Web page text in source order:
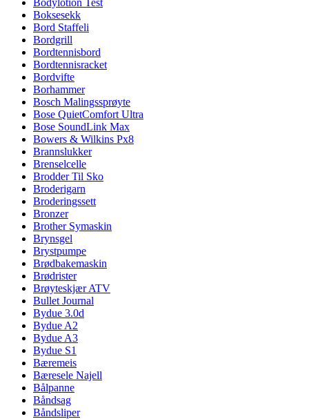
Bodylotion Test
Boksesekk
Bord Staffeli
Bordgrill
Bordtennisbord
Bordtennisracket
Bordvifte
Borhammer
Bosch Malingssprøyte
Bose QuietComfort Ultra
Bose SoundLink Max
Bowers & Wilkins Px8
Brannslukker
Brenselcelle
Brodder Til Sko
Broderigarn
Broderingssett
Bronzer
Brother Symaskin
Brynsgel
Brystpumpe
Brødbakemaskin
Brødrister
Brøyteskjær ATV
Bullet Journal
Bydue 3.0d
Bydue A2
Bydue A3
Bydue S1
Bæremeis
Bæresele Najell
Bålpanne
Båndsag
Båndsliper